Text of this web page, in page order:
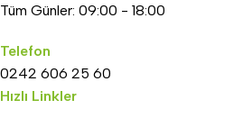
Tüm Günler: 09:00 - 18:00
Telefon
0242 606 25 60
Hızlı Linkler